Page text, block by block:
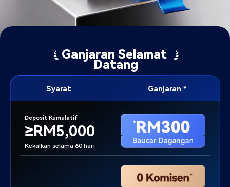
Ganjaran Selamat
Datang
Syarat Ganjaran *
Deposit Kumulatif
≥RM5,000
Kekalkan selama 60 hari